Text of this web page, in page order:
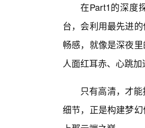
在Part1的深度
台，会利用最先进
畅感，就像是深夜
人面红耳赤、心跳
只有高清，才
细节，正是构建梦